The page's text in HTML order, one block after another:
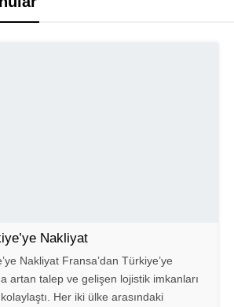
Nakliyat
Nakliyat Fransa’dan Türkiye’ye
artan talep ve gelişen lojistik imkanları
Her iki ülke arasındaki